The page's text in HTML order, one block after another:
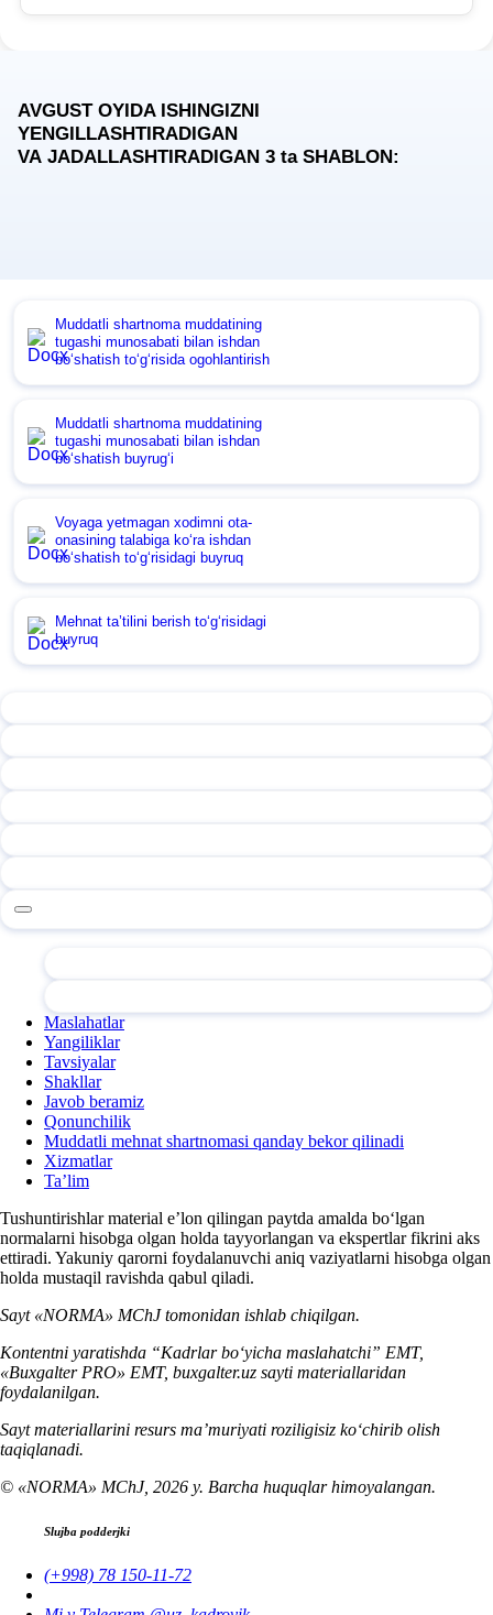
AVGUST OYIDA ISHINGIZNI
YENGILLASHTIRADIGAN
VA JADALLASHTIRADIGAN 3 taSHABLON:
Muddatli shartnoma muddatining
tugashi munosabati bilan ishdan
boʻshatish toʻgʻrisida ogohlantirish
Muddatli shartnoma muddatining
tugashi munosabati bilan ishdan
boʻshatish buyrugʻi
Voyaga yetmagan хodimni ota-
onasining talabiga koʻra ishdan
boʻshatish toʻgʻrisidagi buyruq
Mehnat ta’tilini berish toʻgʻrisidagi
buyruq
Maslahatlar
Yangiliklar
Tavsiyalar
Shakllar
Javob beramiz
Qonunchilik
Muddatli mehnat shartnomasi qanday bekor qilinadi
Xizmatlar
Ta’lim
Tushuntirishlar material e’lon qilingan paytda amalda boʻlgan
normalarni hisobga olgan holda tayyorlangan va ekspertlar fikrini aks
ettiradi. Yakuniy qarorni foydalanuvchi aniq vaziyatlarni hisobga olgan
holda mustaqil ravishda qabul qiladi.
Sayt «NORMA» MChJ tomonidan ishlab chiqilgan.
Kontentni yaratishda “Kadrlar boʻyicha maslahatchi” EMT,
«Buxgalter PRO» EMT, buxgalter.uz sayti materiallaridan
foydalanilgan.
Sayt materiallarini resurs ma’muriyati roziligisiz koʻchirib olish
taqiqlanadi.
© «NORMA» MChJ, 2026 y. Barcha huquqlar himoyalangan.
Slujba podderjki
(+998) 78 150-11-72